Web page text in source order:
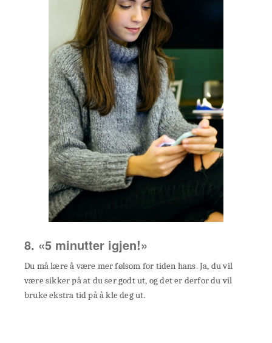
8. «5 minutter igjen!»
Du må lære å være mer følsom for tiden hans. Ja, du vil
være sikker på at du ser godt ut, og det er derfor du vil
bruke ekstra tid på å kle deg ut.